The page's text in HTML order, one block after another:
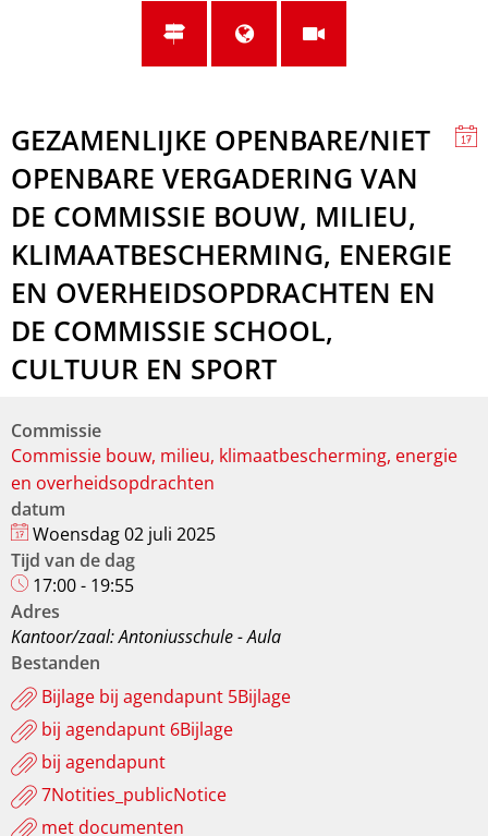
GEZAMENLIJKE OPENBARE/NIET
OPENBARE VERGADERING VAN
DE COMMISSIE BOUW, MILIEU,
KLIMAATBESCHERMING, ENERGIE
EN OVERHEIDSOPDRACHTEN EN
DE COMMISSIE SCHOOL,
CULTUUR EN SPORT
Commissie
Commissie bouw, milieu, klimaatbescherming, energie
en overheidsopdrachten
datum
Woensdag 02 juli 2025
Tijd van de dag
17:00 - 19:55
Adres
Kantoor/zaal: Antoniusschule - Aula
Bestanden
Bijlage bij agendapunt 5Bijlage
bij agendapunt 6Bijlage
bij agendapunt
7Notities_publicNotice
met documenten